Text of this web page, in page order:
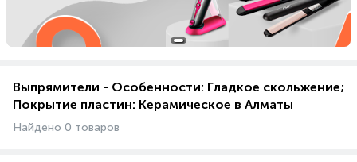
Выпрямители - Особенности: Гладкое скольжение;
Покрытие пластин: Керамическое в Алматы
Найдено 0 товаров